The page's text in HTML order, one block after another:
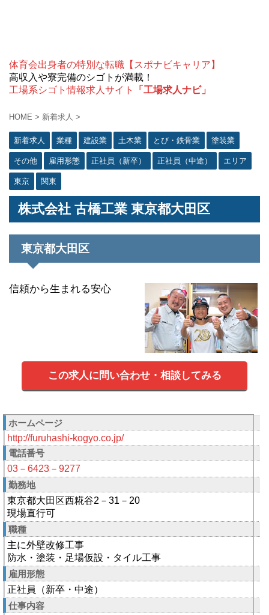
体育会出身者の特別な転職【スポナビキャリア】
高収入や寮完備のシゴトが満載！
工場系シゴト情報求人サイト
「工場求人ナビ」
HOME > 新着求人 >
新着求人 業種 建設業 土木業 とび・鉄骨業 塗装業
その他 雇用形態 正社員（新卒） 正社員（中途） エリア
東京 関東
株式会社 古橋工業 東京都大田区
東京都大田区
信頼から生まれる安心
この求人に問い合わせ・相談してみる
ホームページ
http://furuhashi-kogyo.co.jp/
電話番号
03－6423－9277
勤務地
東京都大田区西糀谷2－31－20
現場直行可
職種
主に外壁改修工事
防水・塗装・足場仮設・タイル工事
雇用形態
正社員（新卒・中途）
仕事内容